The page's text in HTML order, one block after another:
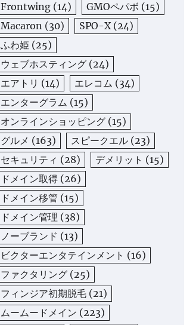
Frontwing (14) GMOペパボ (15)
Macaron (30) SPO-X(24)
ふわ姫 (25)
ウェブホスティング (24)
エアトリ (14) エレコム (34)
エンターグラム (15)
オンラインショッピング (15)
グルメ (163) スピークエル (23)
セキュリティ (28) デメリット (15)
ドメイン取得 (26)
ドメイン移管 (15)
ドメイン管理 (38)
ノーブランド (13)
ビクターエンタテインメント (16)
ファクタリング (25)
フィンジア初期脱毛 (21)
ムームードメイン (223)